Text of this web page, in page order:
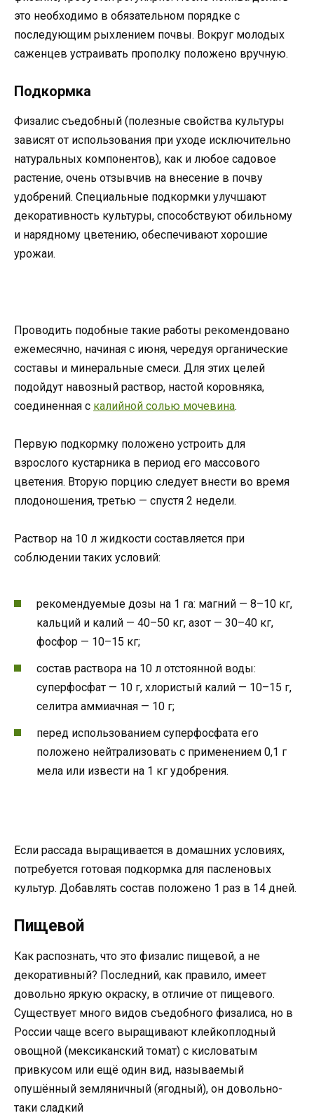
это необходимо в обязательном порядке с
последующим рыхлением почвы. Вокруг молодых
саженцев устраивать прополку положено вручную.
Подкормка
Физалис съедобный (полезные свойства культуры
зависят от использования при уходе исключительно
натуральных компонентов), как и любое садовое
растение, очень отзывчив на внесение в почву
удобрений. Специальные подкормки улучшают
декоративность культуры, способствуют обильному
и нарядному цветению, обеспечивают хорошие
урожаи.
Проводить подобные такие работы рекомендовано
ежемесячно, начиная с июня, чередуя органические
составы и минеральные смеси. Для этих целей
подойдут навозный раствор, настой коровняка,
соединенная с калийной солью мочевина.
Первую подкормку положено устроить для
взрослого кустарника в период его массового
цветения. Вторую порцию следует внести во время
плодоношения, третью — спустя 2 недели.
Раствор на 10 л жидкости составляется при
соблюдении таких условий:
рекомендуемые дозы на 1 га: магний — 8–10 кг,
кальций и калий — 40–50 кг, азот — 30–40 кг,
фосфор — 10–15 кг;
состав раствора на 10 л отстоянной воды:
суперфосфат — 10 г, хлористый калий — 10–15 г,
селитра аммиачная — 10 г;
перед использованием суперфосфата его
положено нейтрализовать с применением 0,1 г
мела или извести на 1 кг удобрения.
Если рассада выращивается в домашних условиях,
потребуется готовая подкормка для пасленовых
культур. Добавлять состав положено 1 раз в 14 дней.
Пищевой
Как распознать, что это физалис пищевой, а не
декоративный? Последний, как правило, имеет
довольно яркую окраску, в отличие от пищевого.
Существует много видов съедобного физалиса, но в
России чаще всего выращивают клейкоплодный
овощной (мексиканский томат) с кисловатым
привкусом или ещё один вид, называемый
опушённый земляничный (ягодный), он довольно-
таки сладкий